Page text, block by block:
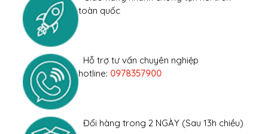
Giao hàng nhanh chóng tận nơi trên
toàn quốc
Hỗ trợ tư vấn chuyên nghiệp
hotline: